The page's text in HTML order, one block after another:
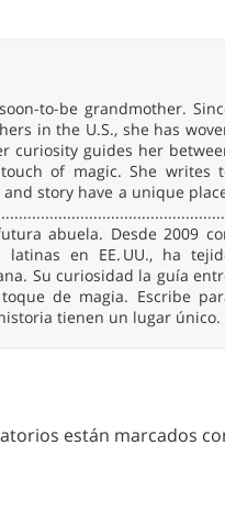
to-be grandmother.
in the U.S., she has
curiosity guides her
of magic. She writes
story have a unique
abuela. Desde 2009
en EE. UU., ha
Su curiosidad la guía
de magia. Escribe
tienen un lugar único.
están marcados